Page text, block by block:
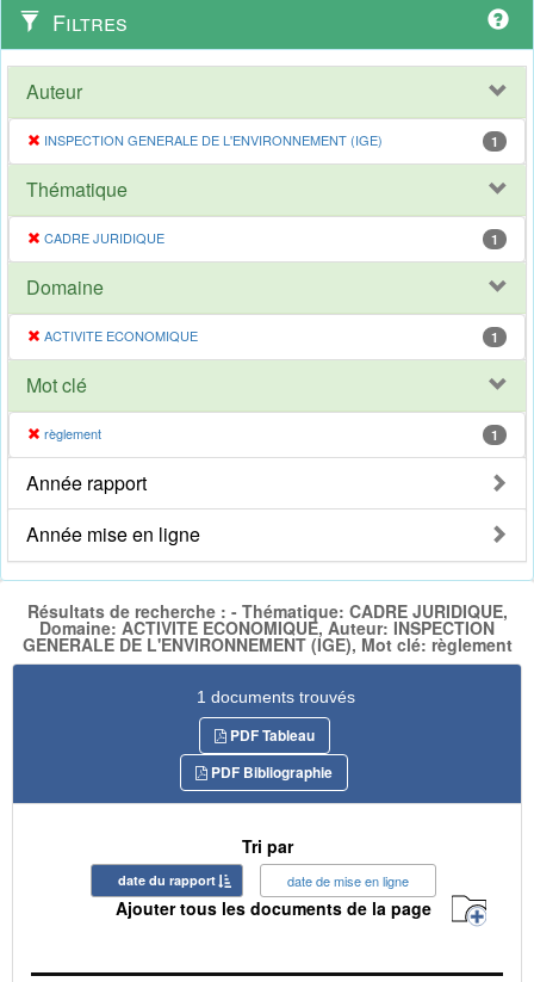
Filtres
Auteur
INSPECTION GENERALE DE L'ENVIRONNEMENT (IGE) 1
Thématique
CADRE JURIDIQUE 1
Domaine
ACTIVITE ECONOMIQUE 1
Mot clé
règlement 1
Année rapport
Année mise en ligne
Résultats de recherche : - Thématique: CADRE JURIDIQUE,
Domaine: ACTIVITE ECONOMIQUE, Auteur: INSPECTION
GENERALE DE L'ENVIRONNEMENT (IGE), Mot clé: règlement
1 documents trouvés
PDF Tableau
PDF Bibliographie
Tri par
date du rapport date de mise en ligne
Ajouter tous les documents de la page